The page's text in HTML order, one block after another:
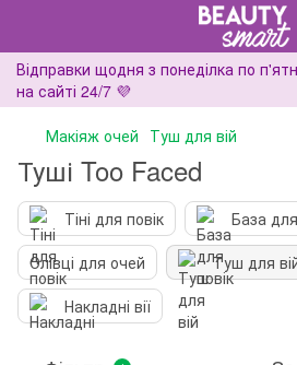
Відправки щодня з понеділка по
на сайті 24/7 💜
Макіяж очей Туш для вій
Туші Too Faced
Тіні для повік
База
Олівці для очей
Туш для
Накладні вії